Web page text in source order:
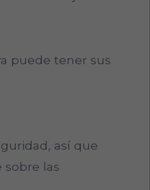
puede tener sus
así que
sobre las